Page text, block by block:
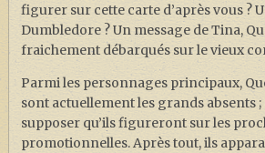
figurer sur cette carte d’après vous ?
Dumbledore ? Un message de Tina,
fraichement débarqués sur le vieux
Parmi les personnages principaux,
sont actuellement les grands absents
supposer qu’ils figureront sur les
promotionnelles. Après tout, ils